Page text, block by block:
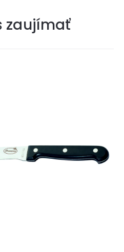
zaujímať